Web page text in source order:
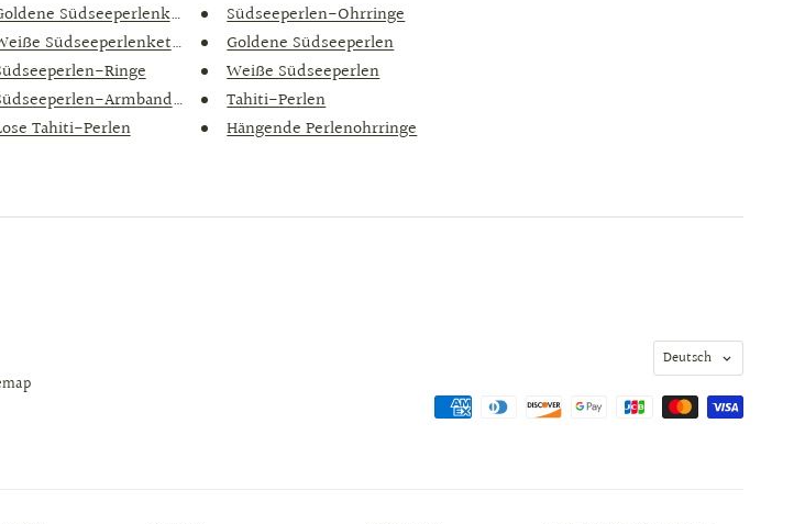
Südseeperlenketten...
Südseeperlenketten...
Ringe
Armband — wei...
Tahiti-Perlen
Südseeperlen-Ohrringe
Goldene Südseeperlen
Weiße Südseeperlen
Tahiti-Perlen
Hängende Perlenohrringe
Sprache
Deutsch